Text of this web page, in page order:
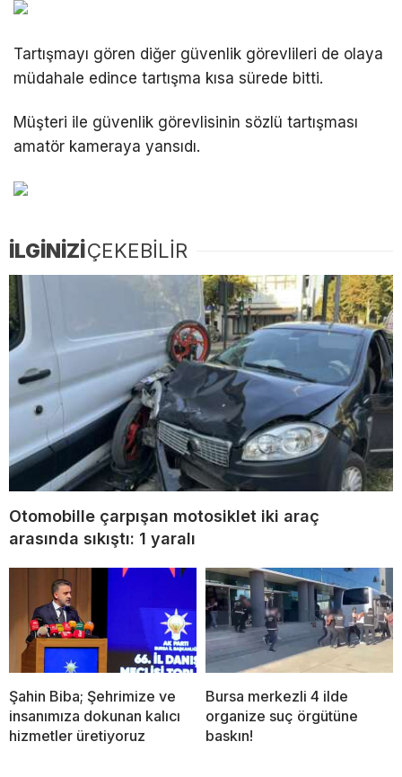
Tartışmayı gören diğer güvenlik görevlileri de olaya
müdahale edince tartışma kısa sürede bitti.
Müşteri ile güvenlik görevlisinin sözlü tartışması
amatör kameraya yansıdı.
İLGİNİZİÇEKEBİLİR
Otomobille çarpışan motosiklet iki araç
arasında sıkıştı: 1 yaralı
Şahin Biba; Şehrimize ve
insanımıza dokunan kalıcı
hizmetler üretiyoruz
Bursa merkezli 4 ilde
organize suç örgütüne
baskın!